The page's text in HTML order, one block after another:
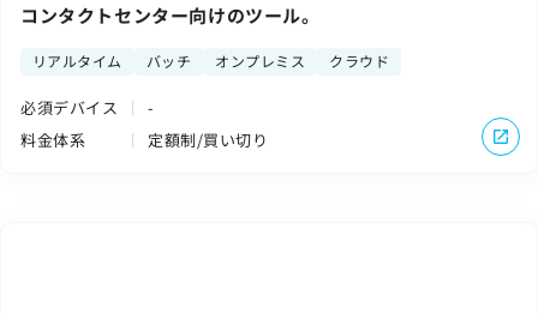
コンタクトセンター向けのツール。
リアルタイム バッチ オンプレミス クラウド
必須デバイス
-
料金体系
定額制/買い切り